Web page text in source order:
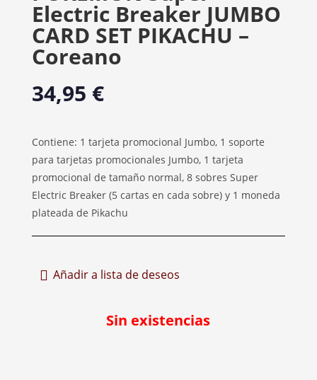
Electric Breaker JUMBO
CARD SET PIKACHU –
Coreano
34,95 €
Contiene: 1 tarjeta promocional Jumbo, 1 soporte
para tarjetas promocionales Jumbo, 1 tarjeta
promocional de tamaño normal, 8 sobres Super
Electric Breaker (5 cartas en cada sobre) y 1 moneda
plateada de Pikachu
Añadir a lista de deseos
Sin existencias